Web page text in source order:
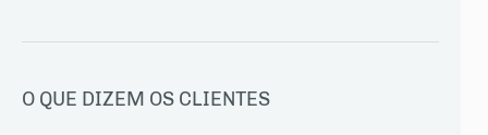
O QUE DIZEM OS CLIENTES